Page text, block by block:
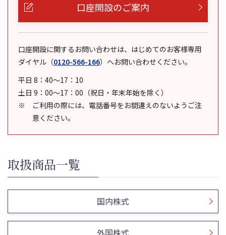
口座開設のご案内
口座開設に関するお問い合わせは、はじめてのお客様専用
ダイヤル （0120-566-166） へお問い合わせください。
平日 8：40～17：10
土日 9：00～17：00（祝日・年末年始を除く）
ご利用の際には、電話番号をお間違えのないようご注
意ください。
取扱商品一覧
国内株式
外国株式